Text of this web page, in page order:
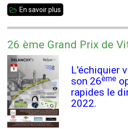
En savoir plus
blitz
26 ème Grand Prix de
L'échiquier
son 26ème
rapides le
2022.